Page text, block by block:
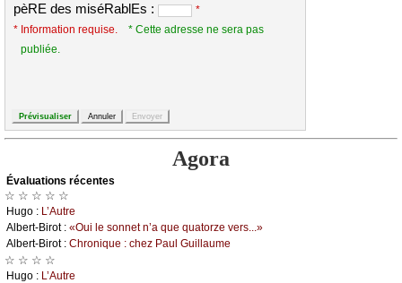
pèRE des miséRablEs :
*
* Information requise.
* Cette adresse ne sera pas
publiée.
Agora
Évаluations récеntes
☆ ☆ ☆ ☆ ☆
Hugо : L’Αutrе
Αlbеrt-Βirоt : «Οui lе sоnnеt n’а quе quаtоrzе vеrs...»
Αlbеrt-Βirоt : Сhrоniquе : сhеz Ρаul Guillаumе
☆ ☆ ☆ ☆
Hugо : L’Αutrе